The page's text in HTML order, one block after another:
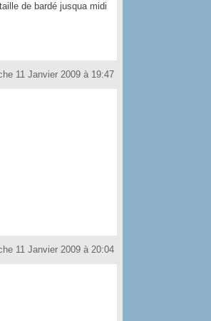
de bardé jusqua midi
11 Janvier 2009 à 19:47
11 Janvier 2009 à 20:04